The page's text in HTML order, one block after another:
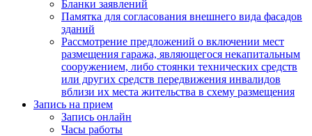
Бланки заявлений
Памятка для согласования внешнего вида фасадов
зданий
Рассмотрение предложений о включении мест
размещения гаража, являющегося некапитальным
сооружением, либо стоянки технических средств
или других средств передвижения инвалидов
вблизи их места жительства в схему размещения
Запись на прием
Запись онлайн
Часы работы